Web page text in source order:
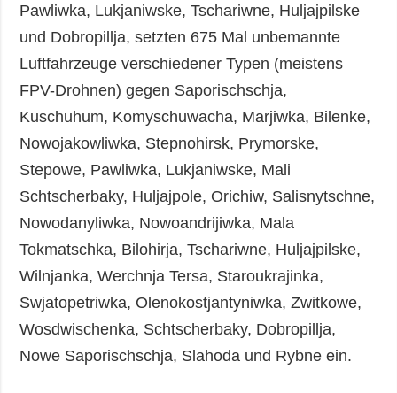
Pawliwka, Lukjaniwske, Tschariwne, Huljajpilske
und Dobropillja, setzten 675 Mal unbemannte
Luftfahrzeuge verschiedener Typen (meistens
FPV-Drohnen) gegen Saporischschja,
Kuschuhum, Komyschuwacha, Marjiwka, Bilenke,
Nowojakowliwka, Stepnohirsk, Prymorske,
Stepowe, Pawliwka, Lukjaniwske, Mali
Schtscherbaky, Huljajpole, Orichiw, Salisnytschne,
Nowodanyliwka, Nowoandrijiwka, Mala
Tokmatschka, Bilohirja, Tschariwne, Huljajpilske,
Wilnjanka, Werchnja Tersa, Staroukrajinka,
Swjatopetriwka, Olenokostjantyniwka, Zwitkowe,
Wosdwischenka, Schtscherbaky, Dobropillja,
Nowe Saporischschja, Slahoda und Rybne ein.